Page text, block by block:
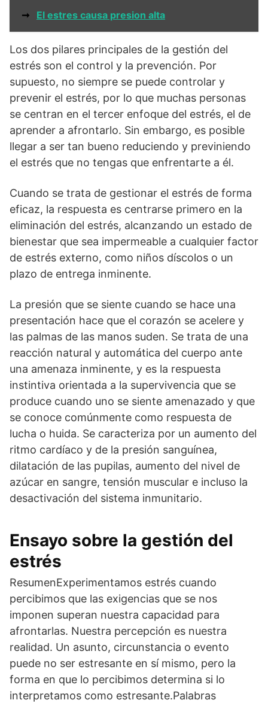
➞ El estres causa presion alta
Los dos pilares principales de la gestión del
estrés son el control y la prevención. Por
supuesto, no siempre se puede controlar y
prevenir el estrés, por lo que muchas personas
se centran en el tercer enfoque del estrés, el de
aprender a afrontarlo. Sin embargo, es posible
llegar a ser tan bueno reduciendo y previniendo
el estrés que no tengas que enfrentarte a él.
Cuando se trata de gestionar el estrés de forma
eficaz, la respuesta es centrarse primero en la
eliminación del estrés, alcanzando un estado de
bienestar que sea impermeable a cualquier factor
de estrés externo, como niños díscolos o un
plazo de entrega inminente.
La presión que se siente cuando se hace una
presentación hace que el corazón se acelere y
las palmas de las manos suden. Se trata de una
reacción natural y automática del cuerpo ante
una amenaza inminente, y es la respuesta
instintiva orientada a la supervivencia que se
produce cuando uno se siente amenazado y que
se conoce comúnmente como respuesta de
lucha o huida. Se caracteriza por un aumento del
ritmo cardíaco y de la presión sanguínea,
dilatación de las pupilas, aumento del nivel de
azúcar en sangre, tensión muscular e incluso la
desactivación del sistema inmunitario.
Ensayo sobre la gestión del
estrés
ResumenExperimentamos estrés cuando
percibimos que las exigencias que se nos
imponen superan nuestra capacidad para
afrontarlas. Nuestra percepción es nuestra
realidad. Un asunto, circunstancia o evento
puede no ser estresante en sí mismo, pero la
forma en que lo percibimos determina si lo
interpretamos como estresante.Palabras